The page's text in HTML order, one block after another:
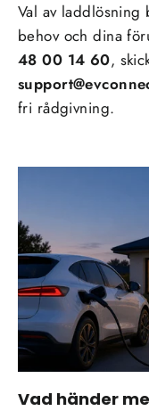
Val av laddlösning
behov och dina
48 00 14 60,
fri rådgivning.
Vad händer